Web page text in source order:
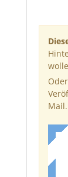
Mail.